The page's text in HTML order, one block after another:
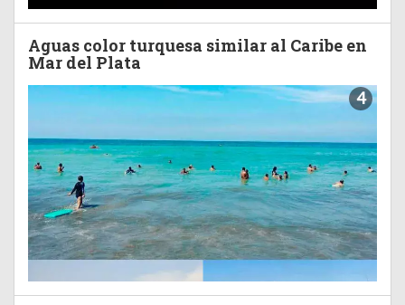
Aguas color turquesa similar al Caribe en
Mar del Plata
4